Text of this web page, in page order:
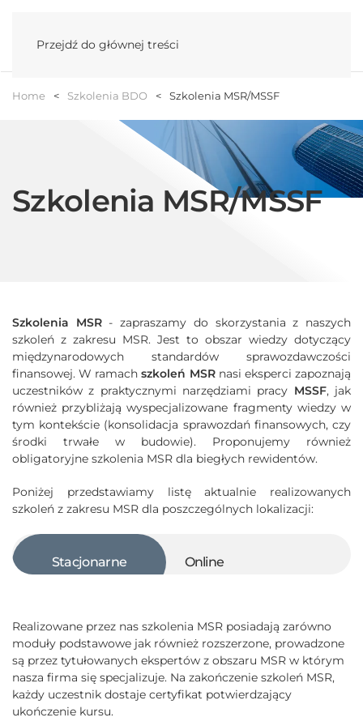
Przejdź do głównej treści
Home Szkolenia BDO Szkolenia MSR/MSSF
Szkolenia MSR/MSSF
Szkolenia MSR- zapraszamy do skorzystania z naszych
szkoleń z zakresu MSR. Jest to obszar wiedzy dotyczący
międzynarodowych standardów sprawozdawczości
finansowej. W ramachszkoleń MSRnasi eksperci zapoznają
uczestników z praktycznymi narzędziami pracy MSSF, jak
również przybliżają wyspecjalizowane fragmenty wiedzy w
tym kontekście (konsolidacja sprawozdań finansowych, czy
środki trwałe w budowie). Proponujemy również
obligatoryjne szkolenia MSR dla biegłych rewidentów.
Poniżej przedstawiamy listę aktualnie realizowanych
szkoleń z zakresu MSR dla poszczególnych lokalizacji:
Stacjonarne Online
Realizowane przez nas szkolenia MSR posiadają zarówno
moduły podstawowe jak również rozszerzone, prowadzone
są przez tytułowanych ekspertów z obszaru MSR w którym
nasza firma się specjalizuje. Na zakończenie szkoleń MSR,
każdy uczestnik dostaje certyfikat potwierdzający
ukończenie kursu.